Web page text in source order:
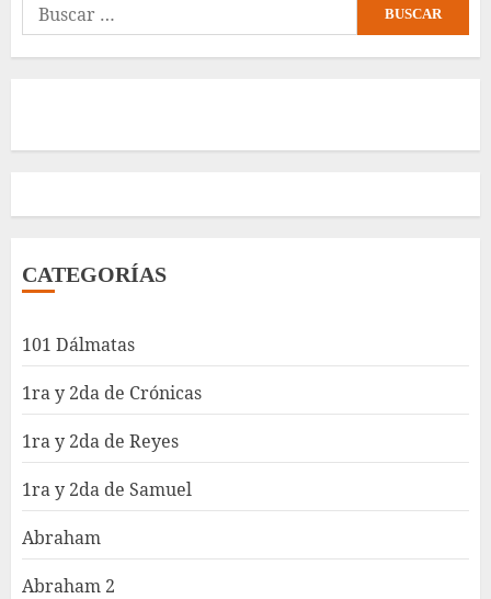
Buscar:
CATEGORÍAS
101 Dálmatas
1ra y 2da de Crónicas
1ra y 2da de Reyes
1ra y 2da de Samuel
Abraham
Abraham 2